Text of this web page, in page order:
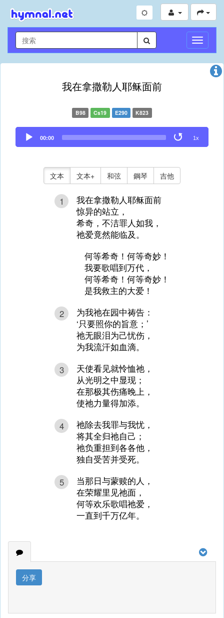
切
換
導
我在拿撒勒人耶稣面前
B98 Cs19 E290 K823
Audio
Player
00:00 1x
文本 文本+ 和弦 鋼琴 吉他
1
我在拿撒勒人耶稣面前
惊异的站立，
希奇，不洁罪人如我，
祂爱竟然能临及。
何等希奇！何等奇妙！
我要歌唱到万代，
何等希奇！何等奇妙！
是我救主的大爱！
2
为我祂在园中祷告：
‘只要照你的旨意；’
祂无眼泪为己忧伤，
为我流汗如血滴。
3
天使看见就怜恤祂，
从光明之中显现；
在那极其伤痛晚上，
使祂力量得加添。
4
祂除去我罪与我忧，
将其全归祂自己；
祂负重担到各各他，
独自受苦并受死。
5
当那日与蒙赎的人，
在荣耀里见祂面，
何等欢乐歌唱祂爱，
一直到千万亿年。
分享